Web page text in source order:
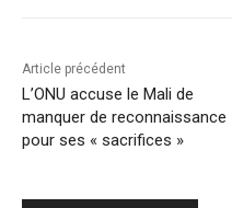
Article précédent
L’ONU accuse le Mali de
manquer de reconnaissance
pour ses « sacrifices »